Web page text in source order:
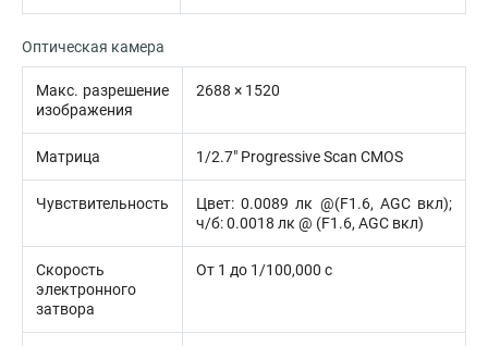
Оптическая камера
Макс. разрешение
изображения
2688 × 1520
Матрица 1/2.7″ Progressive Scan CMOS
Чувствительность
Цвет: 0.0089 лк @(F1.6, AGC вкл);
ч/б: 0.0018 лк @ (F1.6, AGC вкл)
Скорость
электронного
затвора
От 1 до 1/100,000 с